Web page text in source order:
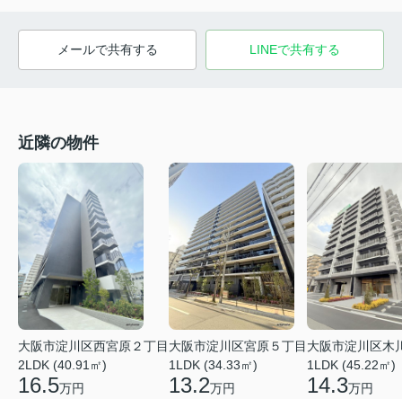
メールで共有する LINEで共有する
近隣の物件
大阪市淀川区西宮原２丁目
2LDK (40.91㎡)
16.5万円
大阪市淀川区宮原５丁目
1LDK (34.33㎡)
13.2万円
大阪市淀川区木
1LDK (45.22㎡)
14.3万円